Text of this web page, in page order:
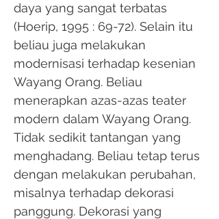
daya yang sangat terbatas
(Hoerip, 1995 : 69-72). Selain itu
beliau juga melakukan
modernisasi terhadap kesenian
Wayang Orang. Beliau
menerapkan azas-azas teater
modern dalam Wayang Orang.
Tidak sedikit tantangan yang
menghadang. Beliau tetap terus
dengan melakukan perubahan,
misalnya terhadap dekorasi
panggung. Dekorasi yang